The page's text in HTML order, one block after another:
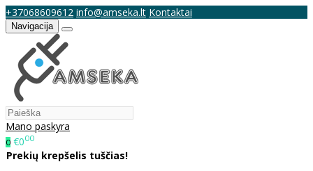
+37068609612 info@amseka.lt Kontaktai
Navigacija
Mano paskyra
0 €000
Prekių krepšelis tuščias!